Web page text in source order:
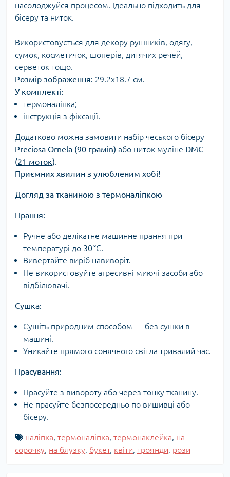
насолоджуйся процесом. Ідеально підходить для
бісеру та ниток.
Використовується для декору рушників, одягу,
сумок, косметичок, шоперів, дитячих речей,
серветок тощо.
Розмір зображення: 29.2х18.7 см.
У комплекті:
термоналіпка;
інструкція з фіксації.
Додатково можна замовити набір чеського бісеру
Preciosa Ornela (90 грамів) або ниток муліне DMC
(21 моток).
Приємних хвилин з улюбленим хобі!
Догляд за тканиною з термоналіпкою
Прання:
Ручне або делікатне машинне прання при
температурі до 30 °C.
Вивертайте виріб навиворіт.
Не використовуйте агресивні миючі засоби або
відбілювачі.
Сушка:
Сушіть природним способом — без сушки в
машині.
Уникайте прямого сонячного світла тривалий час.
Прасування:
Прасуйте з вивороту або через тонку тканину.
Не прасуйте безпосередньо по вишивці або
бісеру.
наліпка, термоналіпка, термонаклейка, на
сорочку, на блузку, букет, квіти, троянди, рози